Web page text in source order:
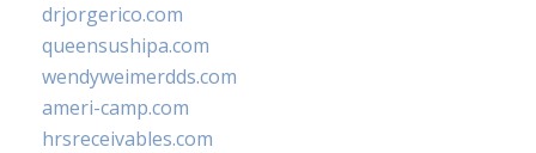
drjorgerico.com
queensushipa.com
wendyweimerdds.com
ameri-camp.com
hrsreceivables.com